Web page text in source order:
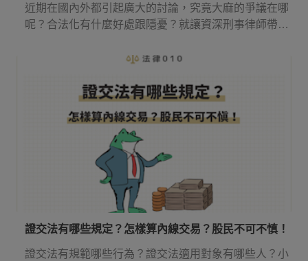
近期在國內外都引起廣大的討論，究竟大麻的爭議在哪
呢？合法化有什麼好處跟隱憂？就讓資深刑事律師帶你
證交法有哪些規定？怎樣算內線交易？股民不可不慎！
證交法有規範哪些行為？證交法適用對象有哪些人？小